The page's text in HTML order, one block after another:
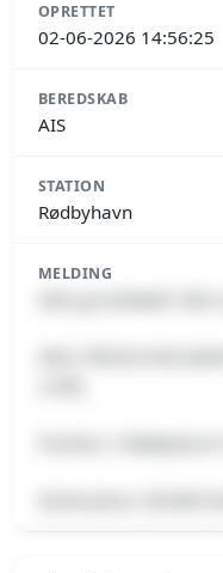
OPRETTET
02-06-2026 14:56:25
BEREDSKAB
AIS
STATION
Rødbyhavn
MELDING